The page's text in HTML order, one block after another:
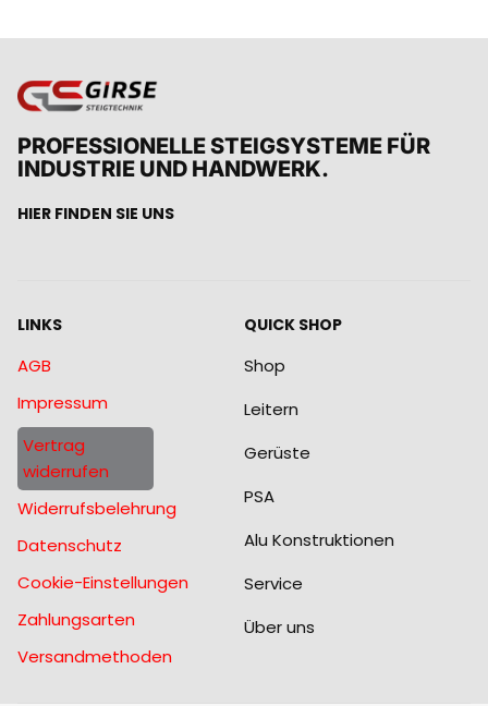
PROFESSIONELLE STEIGSYSTEME FÜR
INDUSTRIE UND HANDWERK.
HIER FINDEN SIE UNS
LINKS
AGB
Impressum
Vertrag
widerrufen
Widerrufsbelehrung
Datenschutz
Cookie-Einstellungen
Zahlungsarten
Versandmethoden
QUICK SHOP
Shop
Leitern
Gerüste
PSA
Alu Konstruktionen
Service
Über uns